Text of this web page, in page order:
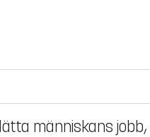
människans jobb,